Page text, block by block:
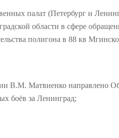
палат (Петербург и
области в сфере
полигона в 88 кв
В.М. Матвиенко направлено
боёв за Ленинград;